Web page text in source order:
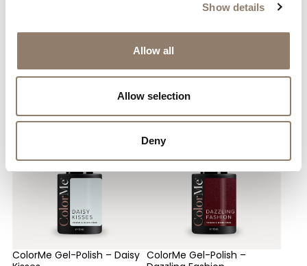
Show details
Allow all
Allow selection
Deny
Sie mögen vielleicht auch
ColorMe Gel-Polish – Daisy ColorMe Gel-Polish –